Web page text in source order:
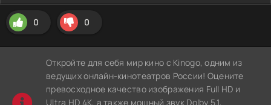
0 0
Откройте для себя мир кино с Kinogo, одним из
ведущих онлайн-кинотеатров России! Оцените
превосходное качество изображения Full HD и
Ultra HD 4K, а также мощный звук Dolby 5.1,